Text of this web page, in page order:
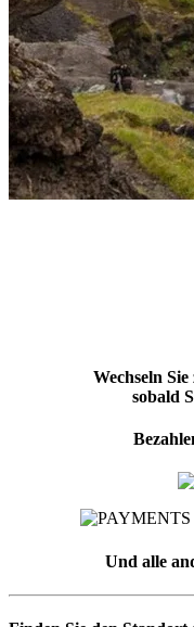
Wechseln
sobald
Und alle